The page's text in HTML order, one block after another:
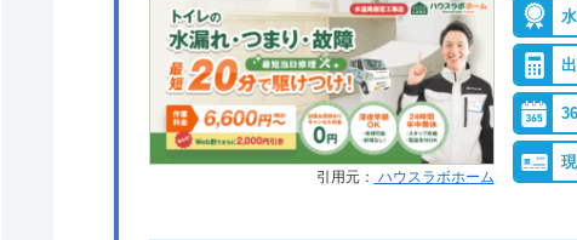
ットカード
●保証・保険
工事保証12年・商品保証
10年(最大)
引用元： ハウスラボホーム